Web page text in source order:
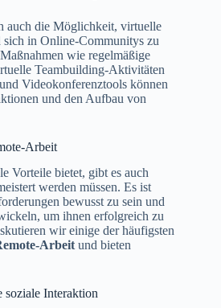
auch die Möglichkeit, virtuelle
in Online-Communitys zu
wie regelmäßige
Teambuilding-Aktivitäten
Videokonferenztools können
und den Aufbau von
Arbeit
Vorteile bietet, gibt es auch
werden müssen. Es ist
bewusst zu sein und
um ihnen erfolgreich zu
wir einige der häufigsten
Arbeit und bieten
soziale Interaktion